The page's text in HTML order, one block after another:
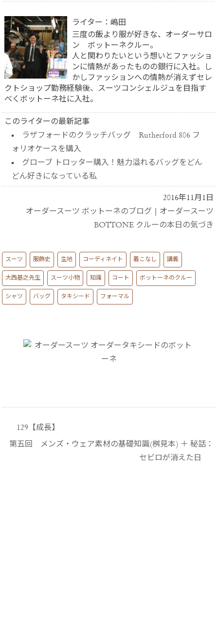
ライター：嶋田
三度の飯より服が好きな、オーダーサロ
ン ボットーネクルー。
人と関わりたいという想いとファッショ
ンに情熱があったものの銀行に入社。し
かしファッションへの情熱が消えずセレ
クトショップ勤務経験後、スーツコンシェルジュを目指す
べくボットーネ社に入社。
このライターの最新記事
ラザフォードのクラッチバッグ Rutherford 806 フ
ォリオケースを購入
グローブ トロッター購入！魅力溢れるバッグをどん
どん好きになっている私
2016年11月1日
オーダースーツ ボットーネのブログ
オーダースーツ
BOTTONE クルーの本日の気づき
スーツ 服飾史 生地 コーディネイト 着こなし 講義
大西基之先生 スーツ小物 知識 コート ボットーネのクルー
シャツ バッグ タキシード フォーマル
129【成長】
第五回 メンズ・ウェア素材の基礎知識(桝見本) ＋ 秘話：
セビロが消えた日